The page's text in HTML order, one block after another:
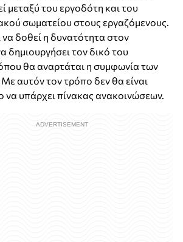
μεταξύ του εργοδότη και του
σωματείου στους εργαζόμενους.
να δοθεί η δυνατότητα στον
δημιουργήσει τον δικό του
θα αναρτάται η συμφωνία των
αυτόν τον τρόπο δεν θα είναι
να υπάρχει πίνακας ανακοινώσεων.